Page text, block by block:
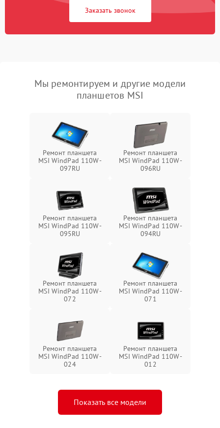
Заказать звонок
Мы ремонтируем и другие модели
планшетов MSI
Ремонт планшета
MSI WindPad 110W-
097RU
Ремонт планшета
MSI WindPad 110W-
096RU
Ремонт планшета
MSI WindPad 110W-
095RU
Ремонт планшета
MSI WindPad 110W-
094RU
Ремонт планшета
MSI WindPad 110W-
072
Ремонт планшета
MSI WindPad 110W-
071
Ремонт планшета
MSI WindPad 110W-
024
Ремонт планшета
MSI WindPad 110W-
012
Показать все модели